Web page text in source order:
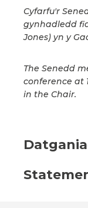
Cyfarfu'r
gynhadledd
Jones) yn y
The Senedd
conference at
in the Chair.